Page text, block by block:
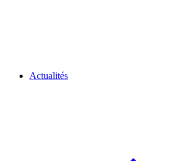
Actualités